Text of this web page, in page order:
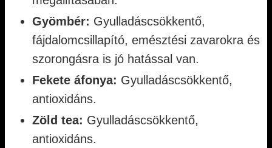
Gyömbér: Gyulladáscsökkentő,
fájdalomcsillapító, emésztési zavarokra és
szorongásra is jó hatással van.
Fekete áfonya: Gyulladáscsökkentő,
antioxidáns.
Zöld tea: Gyulladáscsökkentő,
antioxidáns.